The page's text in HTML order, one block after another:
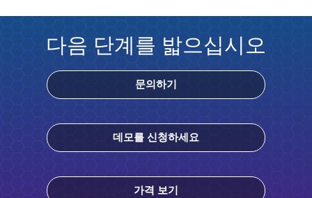
다음 단계를 밟으십시오
문의하기
데모를 신청하세요
가격 보기